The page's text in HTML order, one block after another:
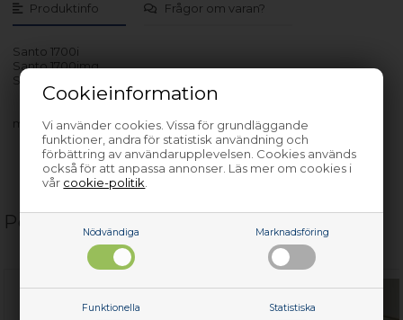
Cookieinformation
Vi använder cookies. Vissa för grundläggande
funktioner, andra för statistisk användning och
förbättring av användarupplevelsen. Cookies används
också för att anpassa annonser. Läs mer om cookies i
vår cookie-politik
Nödvändiga Marknadsföring
Funktionella Statistiska
Produktinfo Frågor om varan?
Santo 1700i
Santo 1700img
Santo 2330i
med flera…
Populära relaterade produkter